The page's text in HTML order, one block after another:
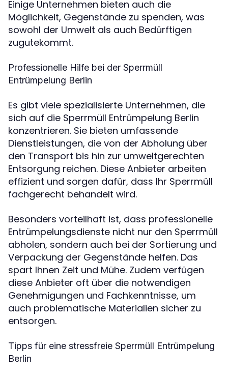
Einige Unternehmen bieten auch die
Möglichkeit, Gegenstände zu spenden, was
sowohl der Umwelt als auch Bedürftigen
zugutekommt.
Professionelle Hilfe bei der Sperrmüll
Entrümpelung Berlin
Es gibt viele spezialisierte Unternehmen, die
sich auf die Sperrmüll Entrümpelung Berlin
konzentrieren. Sie bieten umfassende
Dienstleistungen, die von der Abholung über
den Transport bis hin zur umweltgerechten
Entsorgung reichen. Diese Anbieter arbeiten
effizient und sorgen dafür, dass Ihr Sperrmüll
fachgerecht behandelt wird.
Besonders vorteilhaft ist, dass professionelle
Entrümpelungsdienste nicht nur den Sperrmüll
abholen, sondern auch bei der Sortierung und
Verpackung der Gegenstände helfen. Das
spart Ihnen Zeit und Mühe. Zudem verfügen
diese Anbieter oft über die notwendigen
Genehmigungen und Fachkenntnisse, um
auch problematische Materialien sicher zu
entsorgen.
Tipps für eine stressfreie Sperrmüll Entrümpelung
Berlin